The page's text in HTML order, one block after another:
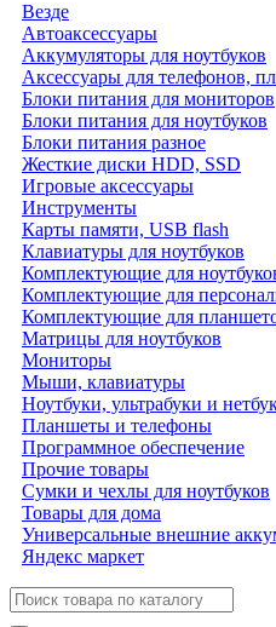
Везде
Автоаксессуары
Аккумуляторы для ноутбуков
Аксессуары для телефонов,
Блоки питания для мониторов
Блоки питания для ноутбуков
Блоки питания разное
Жесткие диски HDD, SSD
Игровые аксессуары
Инструменты
Карты памяти, USB flash
Клавиатуры для ноутбуков
Комплектующие для
Комплектующие для
Комплектующие для
Матрицы для ноутбуков
Мониторы
Мыши, клавиатуры
Ноутбуки, ультрабуки и
Планшеты и телефоны
Программное обеспечение
Прочие товары
Сумки и чехлы для ноутбуков
Товары для дома
Универсальные внешние
Яндекс маркет